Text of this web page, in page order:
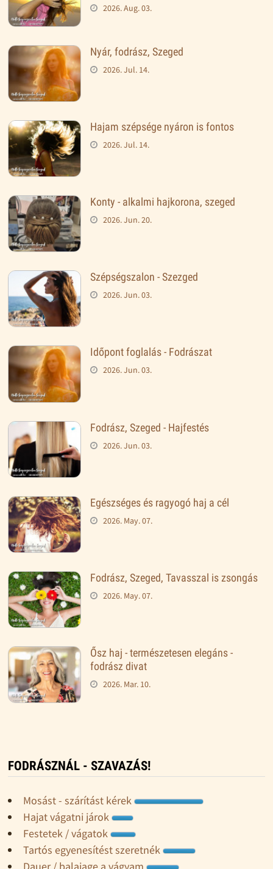
2026. Aug. 03.
Nyár, fodrász, Szeged
2026. Jul. 14.
Hajam szépsége nyáron is fontos
2026. Jul. 14.
Konty - alkalmi hajkorona, szeged
2026. Jun. 20.
Szépségszalon - Szezged
2026. Jun. 03.
Időpont foglalás - Fodrászat
2026. Jun. 03.
Fodrász, Szeged - Hajfestés
2026. Jun. 03.
Egészséges és ragyogó haj a cél
2026. May. 07.
Fodrász, Szeged, Tavasszal is zsongás
2026. May. 07.
Ősz haj - természetesen elegáns -
fodrász divat
2026. Mar. 10.
FODRÁSZNÁL - SZAVAZÁS!
Mosást - szárítást kérek
Hajat vágatni járok
Festetek / vágatok
Tartós egyenesítést szeretnék